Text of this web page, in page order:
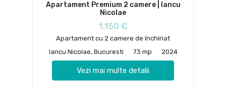
Apartament Premium 2 camere | Iancu
Nicolae
1,150 €
Apartament cu 2 camere de închiriat
Iancu Nicolae, Bucuresti
73 mp 2024
Vezi mai multe detalii